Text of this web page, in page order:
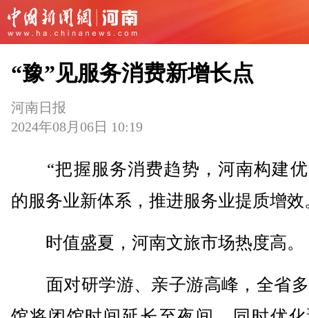
“豫”见服务消费新增长点
河南日报
2024年08月06日 10:19
“把握服务消费趋势，河南构建优
的服务业新体系，推进服务业提质增效
时值盛夏，河南文旅市场热度高。
面对研学游、亲子游高峰，全省